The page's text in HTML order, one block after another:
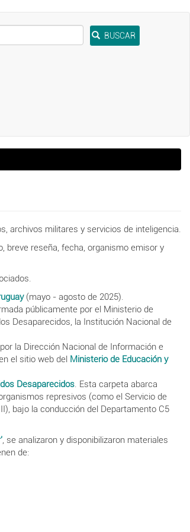
BUSCAR
archivos militares y servicios de inteligencia.
breve reseña, fecha, organismo emisor y
(mayo - agosto de 2025).
públicamente por el Ministerio de
Desaparecidos, la Institución Nacional de
la Dirección Nacional de Información e
el sitio web del Ministerio de Educación y
Desaparecidos. Esta carpeta abarca
represivos (como el Servicio de
bajo la conducción del Departamento C5
, se analizaron y disponibilizaron materiales
de: